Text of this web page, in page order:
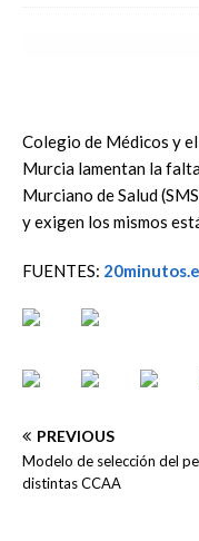
Colegio de Médicos y
Murcia lamentan la
Murciano de Salud
y exigen los mismos
FUENTES:
PREVIOUS
Modelo de selección del
distintas CCAA